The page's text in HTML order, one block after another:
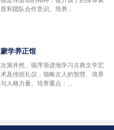
质和团队合作意识。培养...
蒙学养正馆
次第井然、循序渐进地学习古典文学艺
术及传统礼仪，领略古人的智慧、境界
与人格力量。培养重点：...